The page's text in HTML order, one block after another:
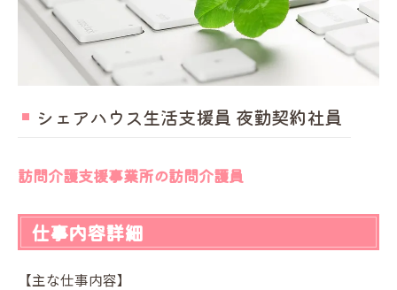
シェアハウス生活支援員 夜勤契約社員
訪問介護支援事業所の訪問介護員
仕事内容詳細
【主な仕事内容】